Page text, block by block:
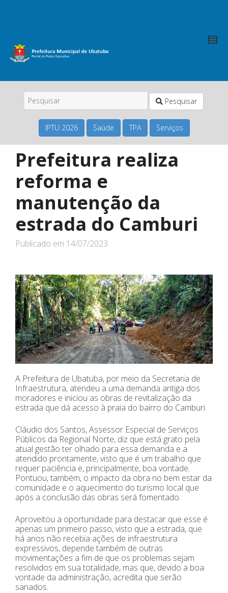
Pesquisar
IPTU 2026 Saúde TPA Serviços
Prefeitura realiza
reforma e
manutenção da
estrada do Camburi
Publicado em 14/07/2023
A Prefeitura de Ubatuba, por meio da Secretaria de
Infraestrutura, atendeu a uma demanda antiga dos
moradores e iniciou as obras de revitalização da
estrada que dá acesso à praia do bairro do Camburi.
Cláudio dos Santos, Assessor Especial de Serviços
Públicos da Regional Norte, diz que está grato pela
atual gestão ter olhado para essa demanda e a
atendido prontamente, visto que é um trabalho que
requer paciência e, principalmente, boa vontade.
Pontuou, também, o impacto da obra no bem estar da
comunidade e o aquecimento do turismo local que
após a conclusão das obras será fomentado.
Aproveitou a oportunidade para destacar que esse é
apenas um primeiro passo, visto que a estrada, que
há anos não recebia ações de infraestrutura
expressivos, depende também de outras
movimentações a fim de que os problemas sejam
resolvidos em sua totalidade, mas que, devido a boa
vontade da administração, acredita que serão
sanados.